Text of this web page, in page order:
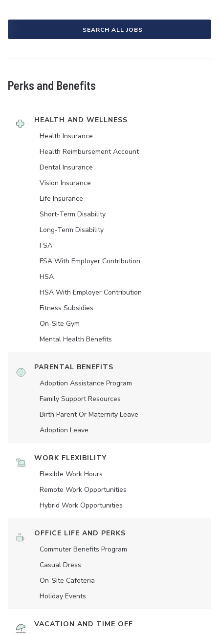
SEARCH ALL JOBS
Perks and Benefits
HEALTH AND WELLNESS
Health Insurance
Health Reimbursement Account
Dental Insurance
Vision Insurance
Life Insurance
Short-Term Disability
Long-Term Disability
FSA
FSA With Employer Contribution
HSA
HSA With Employer Contribution
Fitness Subsidies
On-Site Gym
Mental Health Benefits
PARENTAL BENEFITS
Adoption Assistance Program
Family Support Resources
Birth Parent Or Maternity Leave
Adoption Leave
WORK FLEXIBILITY
Flexible Work Hours
Remote Work Opportunities
Hybrid Work Opportunities
OFFICE LIFE AND PERKS
Commuter Benefits Program
Casual Dress
On-Site Cafeteria
Holiday Events
VACATION AND TIME OFF